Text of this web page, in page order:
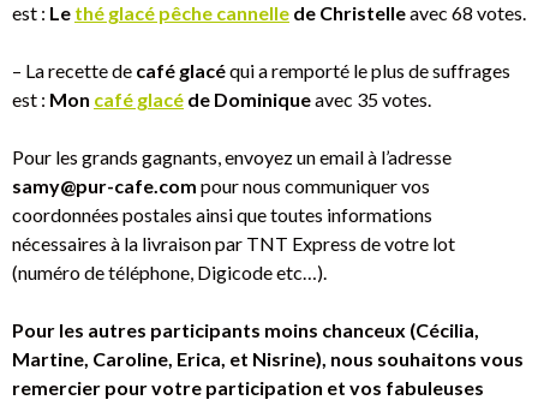
est : Le thé glacé pêche cannelle de Christelleavec 68 votes.
– La recette de café glacéqui a remporté le plus de suffrages
est : Mon café glacé de Dominiqueavec 35 votes.
Pour les grands gagnants, envoyez un email à l’adresse
samy@pur-cafe.com pour nous communiquer vos
coordonnées postales ainsi que toutes informations
nécessaires à la livraison par TNT Express de votre lot
(numéro de téléphone, Digicode etc…).
Pour les autres participants moins chanceux (Cécilia,
Martine, Caroline, Erica, et Nisrine), nous souhaitons vous
remercier pour votre participation et vos fabuleuses